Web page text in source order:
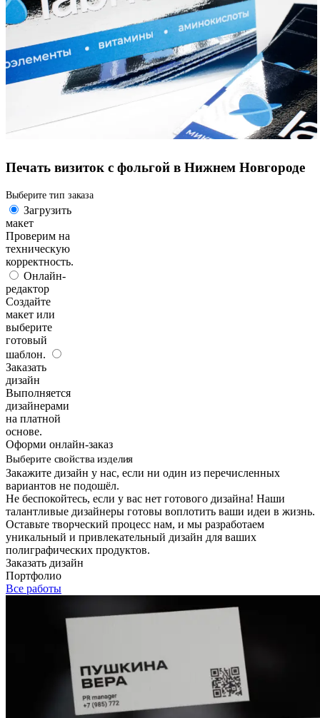
Печать визиток с фольгой в Нижнем Новгороде
Выберите тип заказа
Загрузить
макет
Проверим на
техническую
корректность.
Онлайн-
редактор
Создайте
макет или
выберите
готовый
шаблон.
Заказать
дизайн
Выполняется
дизайнерами
на платной
основе.
Оформи онлайн-заказ
Выберите свойства изделия
Закажите дизайн у нас, если ни один из перечисленных
вариантов не подошёл.
Не беспокойтесь, если у вас нет готового дизайна! Наши
талантливые дизайнеры готовы воплотить ваши идеи в жизнь.
Оставьте творческий процесс нам, и мы разработаем
уникальный и привлекательный дизайн для ваших
полиграфических продуктов.
Заказать дизайн
Портфолио
Все работы